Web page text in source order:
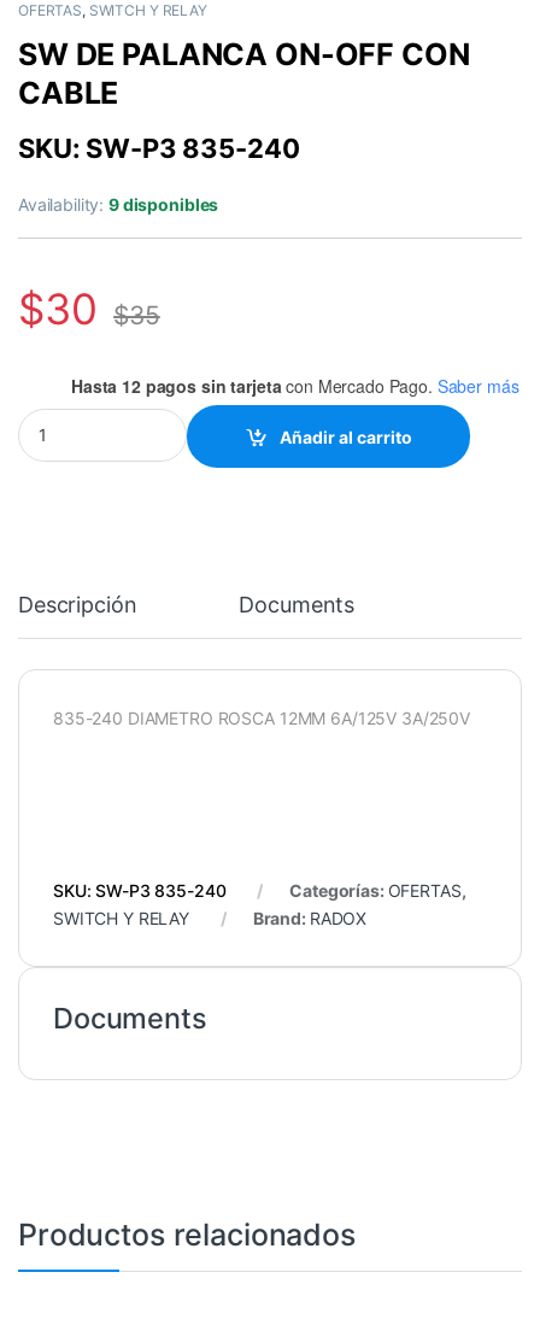
OFERTAS, SWITCH Y RELAY
SW DE PALANCA ON-OFF CON
CABLE
SKU: SW-P3 835-240
Availability:9 disponibles
$30 $35
Hasta 12 pagos sin tarjeta con Mercado Pago. Saber más
SW DE PALANCA ON-OFF CON CABLE quantity
Añadir al carrito
Descripción Documents
835-240 DIAMETRO ROSCA 12MM 6A/125V 3A/250V
SKU:SW-P3 835-240 Categorías: OFERTAS,
SWITCH Y RELAY
Brand: RADOX
Documents
Productos relacionados